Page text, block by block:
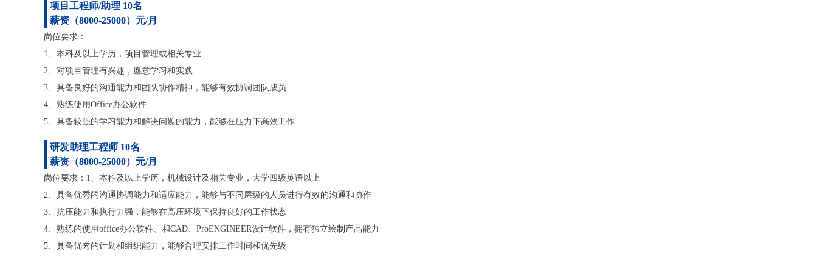
项目工程师/助理 10名
薪资（8000-25000）元/月
岗位要求：
1、本科及以上学历，项目管理或相关专业
2、对项目管理有兴趣，愿意学习和实践
3、具备良好的沟通能力和团队协作精神，能够有效协调团队成员
4、熟练使用Office办公软件
5、具备较强的学习能力和解决问题的能力，能够在压力下高效工作
研发助理工程师 10名
薪资（8000-25000）元/月
岗位要求：1、本科及以上学历，机械设计及相关专业，大学四级英语以上
2、具备优秀的沟通协调能力和适应能力，能够与不同层级的人员进行有效的沟通和协作
3、抗压能力和执行力强，能够在高压环境下保持良好的工作状态
4、熟练的使用office办公软件、和CAD、ProENGINEER设计软件，拥有独立绘制产品能力
5、具备优秀的计划和组织能力，能够合理安排工作时间和优先级